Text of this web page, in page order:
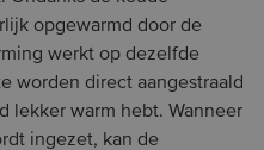
opgewarmd door de
werkt op dezelfde
worden direct aangestraald
lekker warm hebt. Wanneer
ingezet, kan de